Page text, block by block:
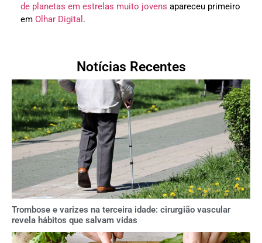
de planetas em estrelas muito jovens apareceu primeiro
em Olhar Digital .
Notícias Recentes
Trombose e varizes na terceira idade: cirurgião vascular
revela hábitos que salvam vidas